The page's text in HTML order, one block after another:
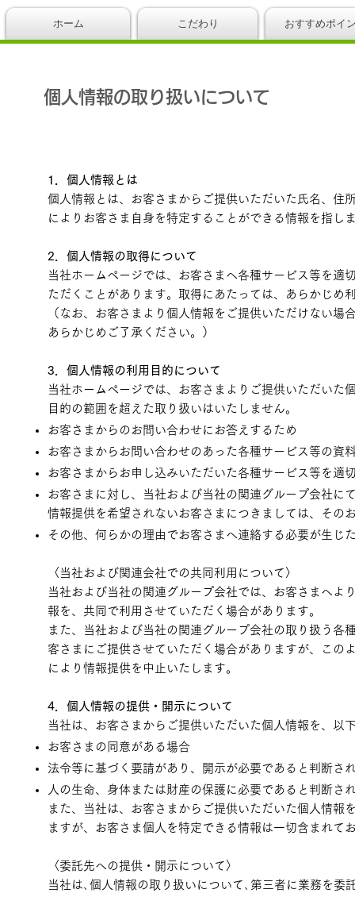
ホーム こだわり おすすめポイ
個人情報の取り扱いについて
1．個人情報とは
個人情報とは、お客さまからご提供いただいた氏名、住
によりお客さま自身を特定することができる情報を指し
2．個人情報の取得について
当社ホームページでは、お客さまへ各種サービス等を適
ただくことがあります。取得にあたっては、あらかじめ
（なお、お客さまより個人情報をご提供いただけない
あらかじめご了承ください。）
3．個人情報の利用目的について
当社ホームページでは、お客さまよりご提供いただいた
目的の範囲を超えた取り扱いはいたしません。
お客さまからのお問い合わせにお答えするため
お客さまからお問い合わせのあった各種サービス等の資
お客さまからお申し込みいただいた各種サービス等を適
お客さまに対し、当社および当社の関連グループ会社に
情報提供を希望されないお客さまにつきましては、その
その他、何らかの理由でお客さまへ連絡する必要が生じ
〈当社および関連会社での共同利用について〉
当社および当社の関連グループ会社では、お客さまへよ
報を、共同で利用させていただく場合があります。
また、当社および当社の関連グループ会社の取り扱う各
客さまにご提供させていただく場合がありますが、この
により情報提供を中止いたします。
4．個人情報の提供・開示について
当社は、お客さまからご提供いただいた個人情報を、以
お客さまの同意がある場合
法令等に基づく要請があり、開示が必要であると判断さ
人の生命、身体または財産の保護に必要であると判断さ
また、当社は、お客さまからご提供いただいた個人情報
ますが、お客さま個人を特定できる情報は一切含まれて
〈委託先への提供・開示について〉
当社は､個人情報の取り扱いについて､第三者に業務を